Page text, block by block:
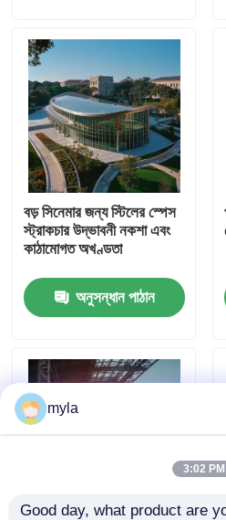
পণ্য
আমাদের সম্পর্কে
কারখানা ভ্রমণ
মান নিয়ন্ত্রণ
যোগাযোগ করুন
মামলা
স্পেস ফ্রেম ট্রাস
বড় সিনেমার জন্য স্টিলের স্পেস
স্ট্রাকচার উদ্ভাবনী নকশা এবং
কাঠামোগত অখণ্ডতা
অনুসন্ধান পাঠান
myla
3:02 PM
Good day, what product are